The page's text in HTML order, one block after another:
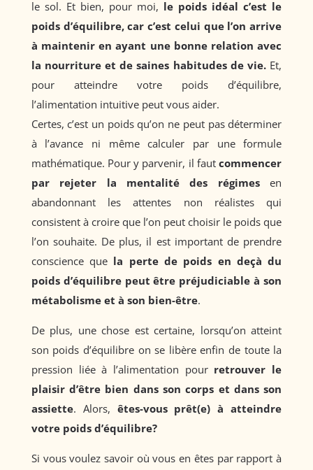
le sol. Et bien, pour moi, le poids idéal c’est le
poids d’équilibre, car c’est celui que l’on arrive
à maintenir en ayant une bonne relation avec
la nourriture et de saines habitudes de vie. Et,
pour atteindre votre poids d’équilibre,
l’alimentation intuitive peut vous aider.
Certes, c’est un poids qu’on ne peut pas déterminer
à l’avance ni même calculer par une formule
mathématique. Pour y parvenir, il fautcommencer
par rejeter la mentalité des régimesen
abandonnant les attentes non réalistes qui
consistent à croire que l’on peut choisir le poids que
l’on souhaite. De plus, il est important de prendre
conscience que la perte de poids en deçà du
poids d’équilibre peut être préjudiciable à son
métabolisme et à son bien-être.
De plus, une chose est certaine, lorsqu’on atteint
son poids d’équilibre on se libère enfin de toute la
pression liée à l’alimentation pour retrouver le
plaisir d’être bien dans son corps et dans son
assiette. Alors, êtes-vous prêt(e) à atteindre
votre poids d’équilibre?
Si vous voulez savoir où vous en êtes par rapport à